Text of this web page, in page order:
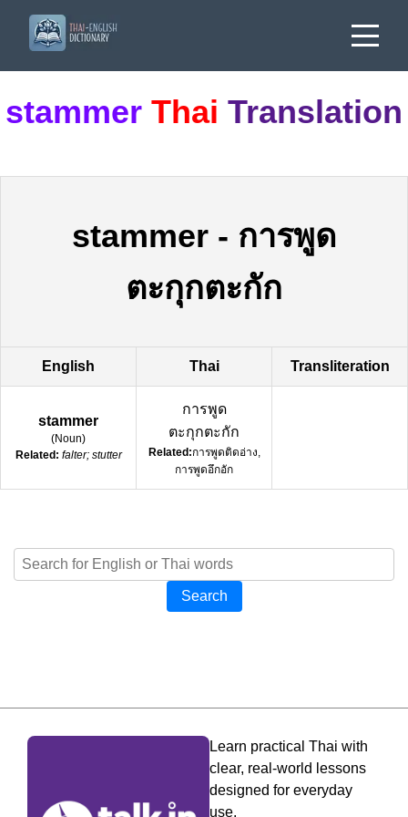
stammer Thai Translation
stammer - การพูด
ตะกุกตะกัก
English Thai Transliteration
stammer
(Noun)
Related: falter; stutter
การพูด
ตะกุกตะกัก
Related:การพูดติดอ่าง,
การพูดอึกอัก
Search
Learn practical Thai with
clear, real-world lessons
designed for everyday
use.